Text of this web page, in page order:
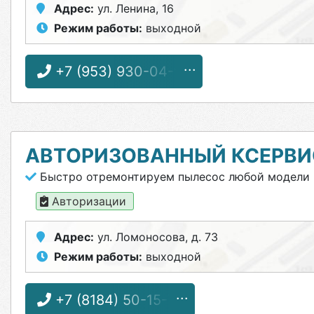
Адрес: ул. Ленина, 16
Режим работы: выходной
+7 (953) 930-04-99
АВТОРИЗОВАННЫЙ
Быстро отремонтируем пылесос любой модели
Авторизации
Адрес: ул. Ломоносова, д. 73
Режим работы: выходной
+7 (8184) 50-15-77